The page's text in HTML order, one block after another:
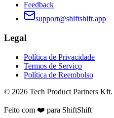
Feedback
support@shiftshift.app
Legal
Política de Privacidade
Termos de Serviço
Política de Reembolso
© 2026 Tech Product Partners Kft.
Feito com ❤️ para ShiftShift